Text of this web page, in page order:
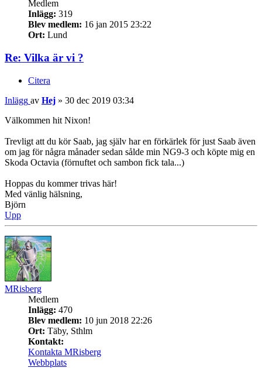
Medlem
Inlägg: 319
Blev medlem: 16 jan 2015 23:22
Ort: Lund
Re: Vilka är vi ?
Citera
Inlägg av Hej » 30 dec 2019 03:34
Välkommen hit Nixon!
Trevligt att du kör Saab, jag själv har en förkärlek för just Saab även
om jag för några månader sedan sålde min NG9-3 och köpte mig en
Skoda Octavia (förnuftet och sambon fick tala...)
Hoppas du kommer trivas här!
Med vänlig hälsning,
Björn
Upp
MRisberg
Medlem
Inlägg: 470
Blev medlem: 10 jun 2018 22:26
Ort: Täby, Sthlm
Kontakt:
Kontakta MRisberg
Webbplats